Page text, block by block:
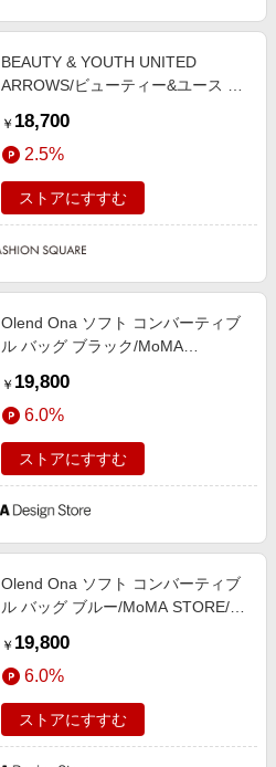
BEAUTY & YOUTH UNITED
ARROWS/ビューティー&ユース ユ
ONA コンパクト ソフト 3WAY ショ
ルダーバッグ BLACK FREE
￥ 18,700
2.5%
ストアにすすむ
Olend Ona ソフト コンバーティブ
ル バッグ ブラック/MoMA
￥ 19,800
6.0%
ストアにすすむ
Olend Ona ソフト コンバーティブ
ル バッグ ブルー/MoMA STORE//
￥ 19,800
6.0%
ストアにすすむ